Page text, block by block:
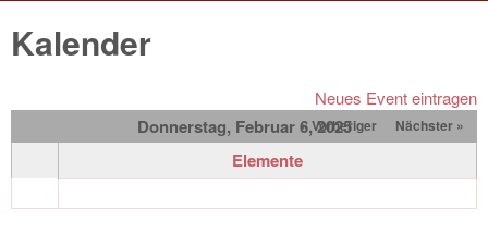
Kalender
Neues Event eintragen
Donnerstag, Februar 6, 2025
« Vorheriger Nächster »
Elemente